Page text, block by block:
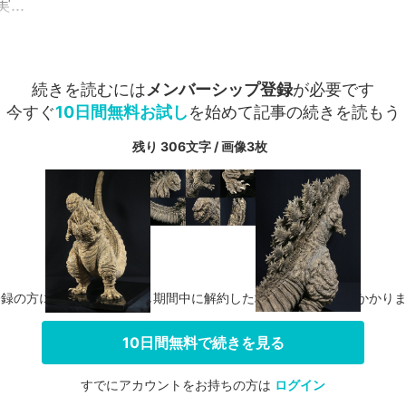
...
続きを読むにはメンバーシップ登録が必要です
今すぐ10日間無料お試しを始めて記事の続きを読もう
残り 306文字 / 画像3枚
の方に限り、無料お試し期間中に解約した場合、料金は一切かかり
10日間無料で続きを見る
すでにアカウントをお持ちの方は ログイン